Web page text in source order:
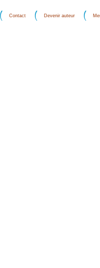
Contact Devenir auteur